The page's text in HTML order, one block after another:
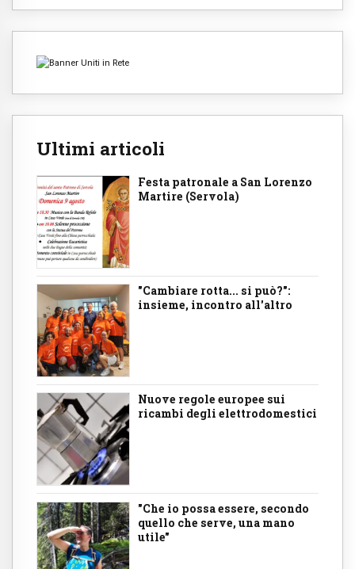
Ultimi articoli
Festa patronale a San Lorenzo
Martire (Servola)
"Cambiare rotta... si può?":
insieme, incontro all'altro
Nuove regole europee sui
ricambi degli elettrodomestici
"Che io possa essere, secondo
quello che serve, una mano
utile"